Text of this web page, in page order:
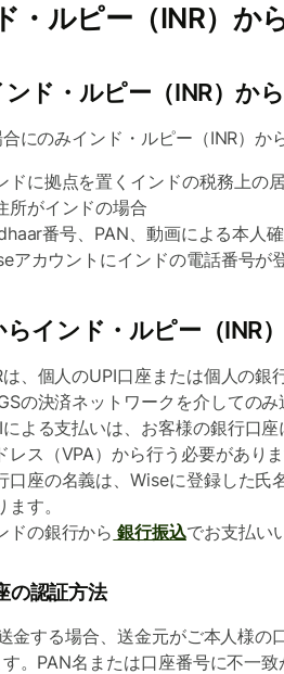
・ルピー（INR）か
ド・ルピー（INR）か
にのみインド・ルピー（INR）か
ドに拠点を置くインドの税務上の
所がインドの場合
番号、PAN、動画による本人
アカウントにインドの電話番号が
らインド・ルピー（INR
は、個人のUPI口座または個人の銀
の決済ネットワークを介してのみ
による支払いは、お客様の銀行口
レス（VPA）から行う必要がありま
口座の名義は、Wiseに登録した氏
ます。
ドの銀行から 銀行振込でお支払い
の認証方法
金する場合、送金元がご本人様の
。PAN名または口座番号に不一